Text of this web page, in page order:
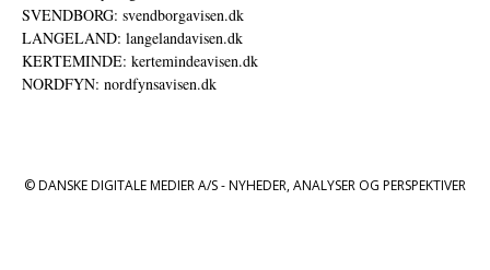
SVENDBORG: svendborgavisen.dk
LANGELAND: langelandavisen.dk
KERTEMINDE: kertemindeavisen.dk
NORDFYN: nordfynsavisen.dk
© DANSKE DIGITALE MEDIER A/S - NYHEDER, ANALYSER OG PERSPEKTIVER